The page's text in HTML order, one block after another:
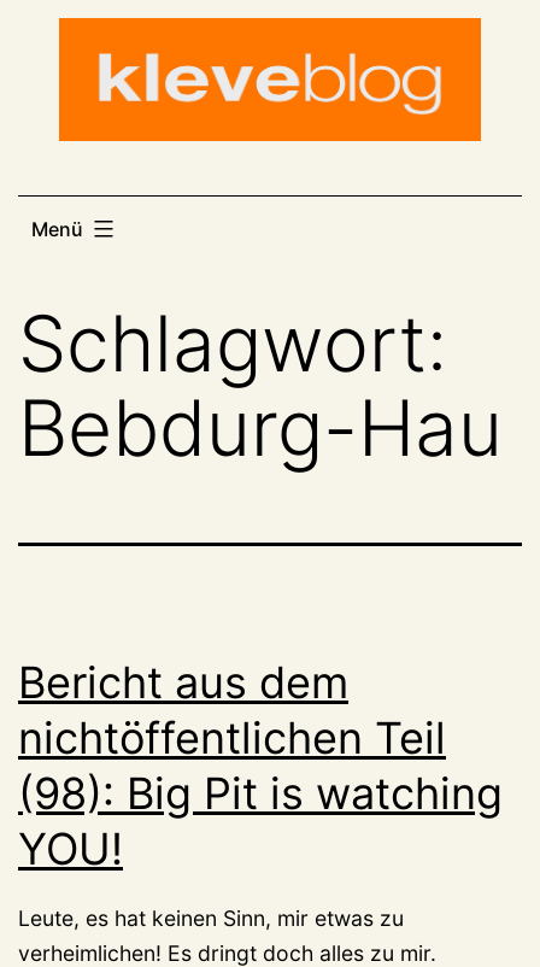
Menü
Schlagwort:
Bebdurg-Hau
Bericht aus dem
nichtöffentlichen Teil
(98): Big Pit is watching
YOU!
Leute, es hat keinen Sinn, mir etwas zu
verheimlichen! Es dringt doch alles zu mir.